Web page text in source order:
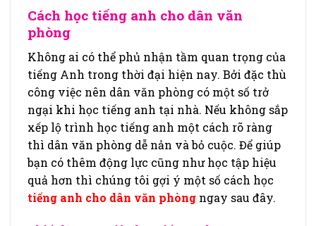
Cách học tiếng anh cho dân văn
phòng
Không ai có thể phủ nhận tầm quan trọng của
tiếng Anh trong thời đại hiện nay. Bởi đặc thù
công việc nên dân văn phòng có một số trở
ngại khi học tiếng anh tại nhà. Nếu không sắp
xếp lộ trình học tiếng anh một cách rõ ràng
thì dân văn phòng dễ nản và bỏ cuộc. Để giúp
bạn có thêm động lực cũng như học tập hiệu
quả hơn thì chúng tôi gợi ý một số cách học
tiếng anh cho dân văn phòng ngay sau đây.